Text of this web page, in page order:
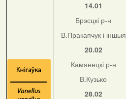
14.01
Брэсцкі р-н
В.Пракапчук і іншыя
20.02
Камянецкі р-н
В.Кузько
28.02